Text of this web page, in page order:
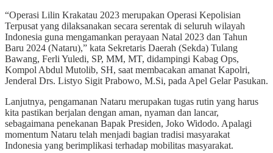
“Operasi Lilin Krakatau 2023 merupakan Operasi Kepolisian
Terpusat yang dilaksanakan secara serentak di seluruh wilayah
Indonesia guna mengamankan perayaan Natal 2023 dan Tahun
Baru 2024 (Nataru),” kata Sekretaris Daerah (Sekda) Tulang
Bawang, Ferli Yuledi, SP, MM, MT, didampingi Kabag Ops,
Kompol Abdul Mutolib, SH, saat membacakan amanat Kapolri,
Jenderal Drs. Listyo Sigit Prabowo, M.Si, pada Apel Gelar Pasukan.
Lanjutnya, pengamanan Nataru merupakan tugas rutin yang harus
kita pastikan berjalan dengan aman, nyaman dan lancar,
sebagaimana penekanan Bapak Presiden, Joko Widodo. Apalagi
momentum Nataru telah menjadi bagian tradisi masyarakat
Indonesia yang berimplikasi terhadap mobilitas masyarakat.